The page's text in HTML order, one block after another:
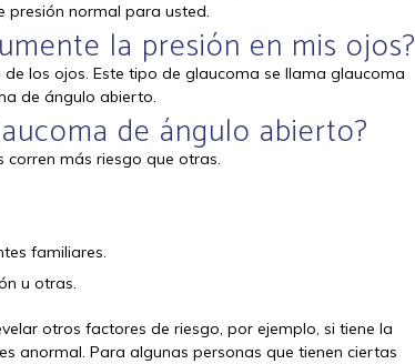
presión normal para usted.
la presión en mis ojos?
los ojos. Este tipo de glaucoma se llama glaucoma
de ángulo abierto.
de ángulo abierto?
más riesgo que otras.
familiares.
u otras.
otros factores de riesgo, por ejemplo, si tiene la
anormal. Para algunas personas que tienen ciertas